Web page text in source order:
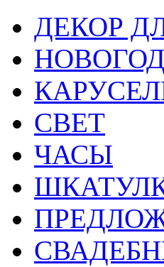
ДЕКОР
СВЕТ
ЧАСЫ